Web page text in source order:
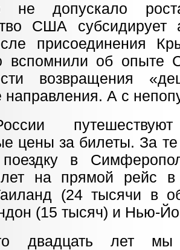
не допускало
США субсидирует
присоединения
вспомнили об опыте
возвращения
направления. А с
цены за билеты. За
в
на прямой рейс
(24 тысячи в
(15 тысяч) и Нью-
двадцать лет мы